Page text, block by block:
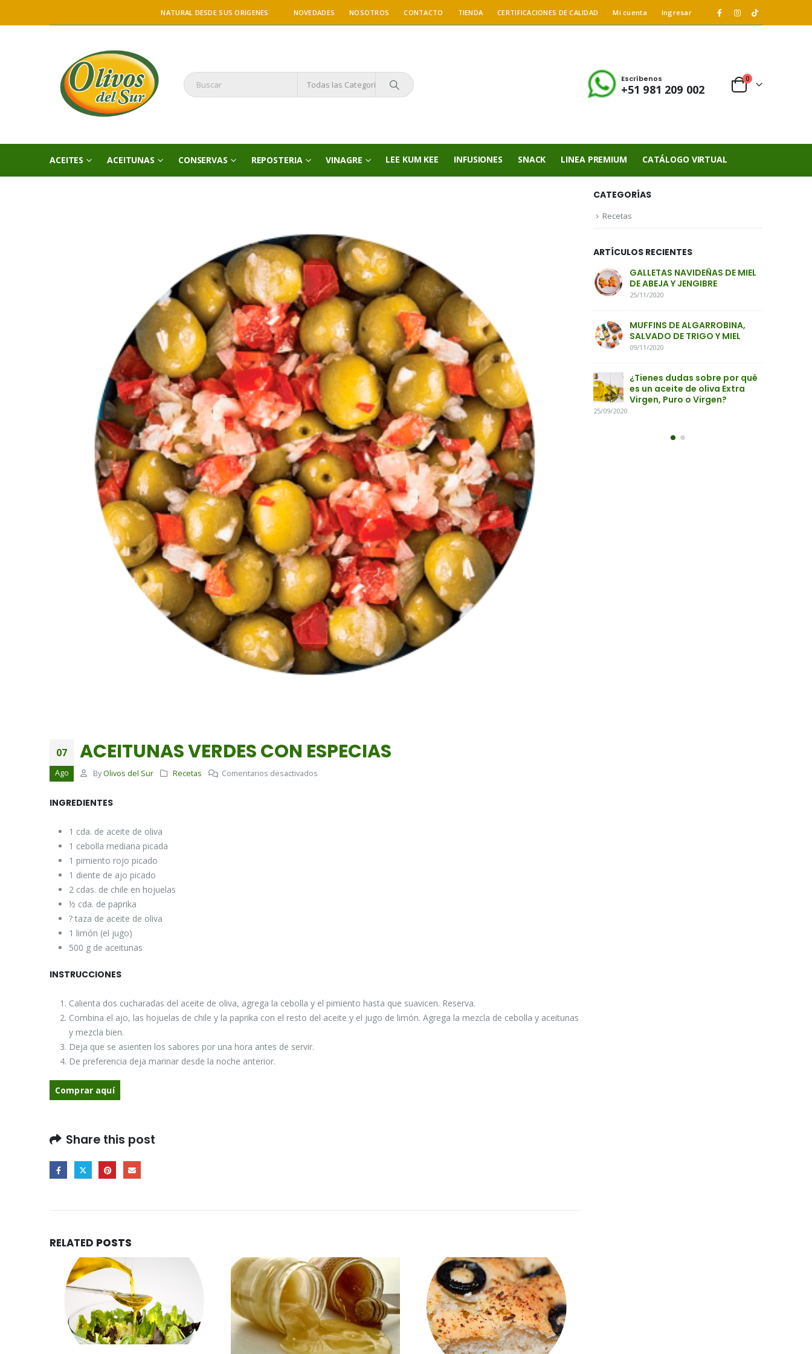
NATURAL DESDE SUS ORIGENES NOVEDADES NOSOTROS CONTACTO TIENDA CERTIFICACIONES DE CALIDAD Mi cuenta Ingresar
Todas las Categorías
Escríbenos
+51 981 209 002
0
ACEITES ACEITUNAS CONSERVAS REPOSTERIA VINAGRE LEE KUM KEE INFUSIONES SNACK LINEA PREMIUM CATÁLOGO VIRTUAL
07
Ago
ACEITUNAS VERDES CON ESPECIAS
By Olivos del Sur Recetas Comentarios desactivadosen
INGREDIENTES
1 cda. de aceite de oliva
1 cebolla mediana picada
1 pimiento rojo picado
1 diente de ajo picado
2 cdas. de chile en hojuelas
½ cda. de paprika
? taza de aceite de oliva
1 limón (el jugo)
500 g de aceitunas
INSTRUCCIONES
Calienta dos cucharadas del aceite de oliva, agrega la cebolla y el pimiento hasta que suavicen. Reserva.
Combina el ajo, las hojuelas de chile y la paprika con el resto del aceite y el jugo de limón. Agrega la mezcla de cebolla y aceitunas
y mezcla bien.
Deja que se asienten los sabores por una hora antes de servir.
De preferencia deja marinar desde la noche anterior.
Comprar aquí
Share this post
RELATED POSTS
CATEGORÍAS
Recetas
ARTÍCULOS RECIENTES
GALLETAS NAVIDEÑAS DE MIEL
DE ABEJA Y JENGIBRE
MUFFINS DE ALGARROBINA,
SALVADO DE TRIGO Y MIEL
09/11/2020
¿Tienes dudas sobre por qué
es un aceite de oliva Extra
Virgen, Puro o Virgen?
25/09/2020
¿Por qué deberíamos tomar
una cucharadita diaria de
aceite de Oliva?
24/09/2020
25/11/2020
MUFFINS DE ALGARROBINA,
SALVADO DE TRIGO Y MIEL
09/11/2020
¿Tienes dudas sobre por qué
es un aceite de oliva Extra
Virgen, Puro o Virgen?
25/09/2020
¿Por qué deberíamos tomar
una cucharadita diaria de
aceite de Oliva?